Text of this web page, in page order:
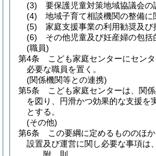
(3)
要保護児童対策地域協議会
(4)
地域子育て相談機関の整備に
(5)
家庭支援事業の利用勧奨及び
(6)
その他児童及び妊産婦の包
(職員)
第4条
こども家庭センターにセン
必要な職員を置く。
(関係機関等との連携)
第5条
こども家庭センターは、関
を図り、円滑かつ効果的な支援を
とする。
(その他)
第6条
この要綱に定めるもののほ
設置及び運営に関し必要な事項は